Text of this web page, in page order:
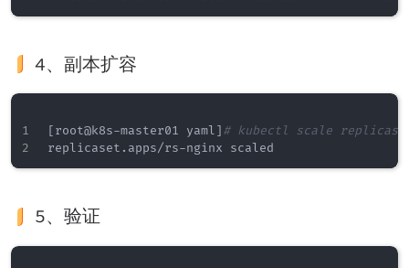
4、副本扩容
[root@k8s-master01 yaml] # kubectl scale
5、验证